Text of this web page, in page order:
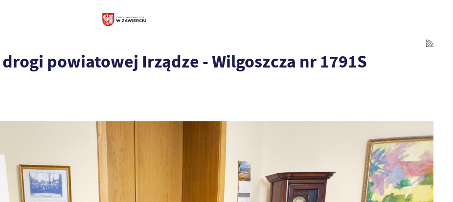
powiatowej Irządze - Wilgoszcza nr 1791S